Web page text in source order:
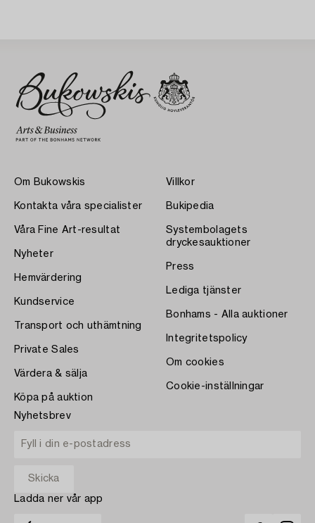
Om Bukowskis
Kontakta våra specialister
Våra Fine Art-resultat
Nyheter
Hemvärdering
Kundservice
Transport och uthämtning
Private Sales
Värdera & sälja
Köpa på auktion
Villkor
Bukipedia
Systembolagets
dryckesauktioner
Press
Lediga tjänster
Bonhams - Alla auktioner
Integritetspolicy
Om cookies
Cookie-inställningar
Nyhetsbrev
Ladda ner vår app